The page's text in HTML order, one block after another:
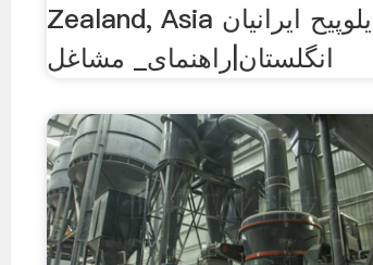
Zealand, Asia یلوپیح ایرانیان
انگلستان|راهنمای_ مشاغل